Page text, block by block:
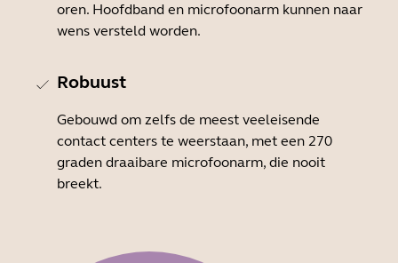
oren. Hoofdband en microfoonarm kunnen naar
wens versteld worden.
Robuust
Gebouwd om zelfs de meest veeleisende
contact centers te weerstaan, met een 270
graden draaibare microfoonarm, die nooit
breekt.